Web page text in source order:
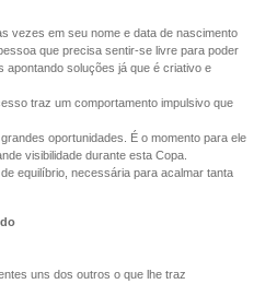
vezes em seu nome e data de nascimento
que precisa sentir-se livre para poder
apontando soluções já que é criativo e
traz um comportamento impulsivo que
oportunidades. É o momento para ele
visibilidade durante esta Copa.
equilíbrio, necessária para acalmar tanta
uns dos outros o que lhe traz